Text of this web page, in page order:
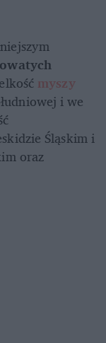
myszy
i we
Śląskim i